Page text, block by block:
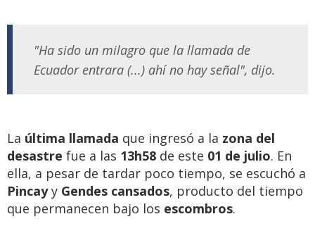
"Ha sido un milagro que la llamada de
Ecuador entrara (...) ahí no hay señal", dijo.
La última llamada que ingresó a la zona del
desastre fue a las 13h58 de este 01 de julio. En
ella, a pesar de tardar poco tiempo, se escuchó a
Pincayy Gendes cansados, producto del tiempo
que permanecen bajo los escombros.